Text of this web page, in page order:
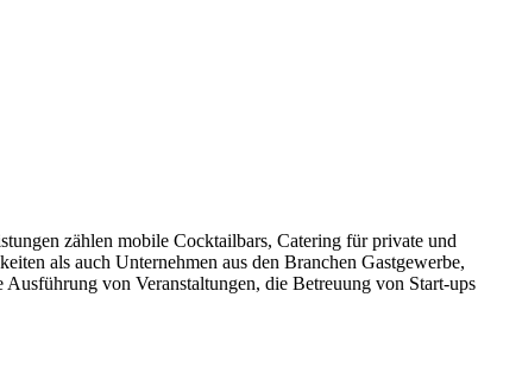
zählen mobile Cocktailbars, Catering für private und
als auch Unternehmen aus den Branchen Gastgewerbe,
von Veranstaltungen, die Betreuung von Start-ups